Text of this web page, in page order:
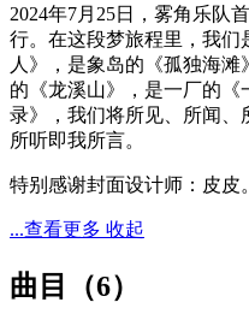
2024年7月25日，雾角乐队
行。在这段梦旅程里，我们
人》，是象岛的《孤独海滩
的《龙溪山》，是一厂的
录》，我们将所见、所闻、
所听即我所言。
特别感谢封面设计师：皮皮。
...查看更多 收起
曲目（6）